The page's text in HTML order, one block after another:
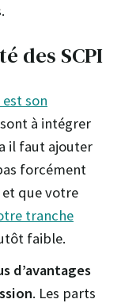
des SCPI
est son
à intégrer
il faut ajouter
forcément
et que votre
tranche
faible.
d’avantages
. Les parts